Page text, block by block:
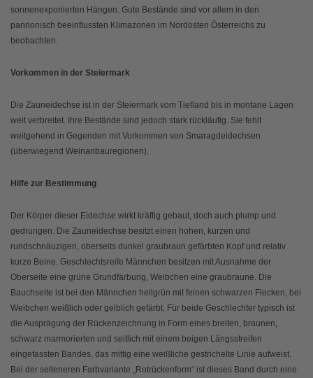
sonnenexponierten Hängen. Gute Bestände sind vor allem in den
pannonisch beeinflussten Klimazonen im Nordosten Österreichs zu
beobachten.
Vorkommen in der Steiermark
Die Zauneidechse ist in der Steiermark vom Tiefland bis in montane Lagen
weit verbreitet. Ihre Bestände sind jedoch stark rückläufig. Sie fehlt
weitgehend in Gegenden mit Vorkommen von Smaragdeidechsen
(überwiegend Weinanbauregionen).
Hilfe zur Bestimmung
Der Körper dieser Eidechse wirkt kräftig gebaut, doch auch plump und
gedrungen. Die Zauneidechse besitzt einen hohen, kurzen und
rundschnäuzigen, oberseits dunkel graubraun gefärbten Kopf und relativ
kurze Beine. Geschlechtsreife Männchen besitzen mit Ausnahme der
Oberseite eine grüne Grundfärbung, Weibchen eine graubraune. Die
Bauchseite ist bei den Männchen hellgrün mit feinen schwarzen Flecken, bei
Weibchen weißlich oder gelblich gefärbt. Für beide Geschlechter typisch ist
die Ausprägung der Rückenzeichnung in Form eines breiten, braunen,
schwarz marmorierten und seitlich mit einem beigen Längsstreifen
eingefassten Bandes, das mittig eine weißliche gestrichelte Linie aufweist.
Bei der selteneren Farbvariante „Rotrückenform“ ist dieses Band durch eine